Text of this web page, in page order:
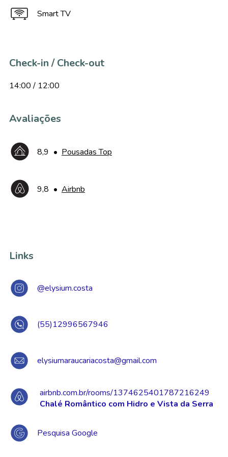
Smart TV
Check-in / Check-out
14:00 / 12:00
Avaliações
8,9 • Pousadas Top
9,8 • Airbnb
Links
@elysium.costa
(55)12996567946
elysiumaraucariacosta@gmail.com
airbnb.com.br/rooms/1374625401787216249
Chalé Romântico com Hidro e Vista da Serra
Pesquisa Google